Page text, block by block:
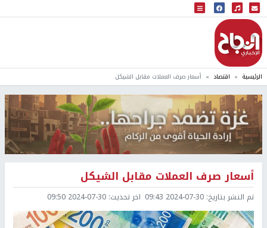
البث المباشر
إذاعة النجاح
الرئيسية اقتصاد أسعار صرف العملات مقابل الشيكل
أسعار صرف العملات مقابل الشيكل
تم النشر بتاريخ: 2024-07-30 09:43 اخر تحديث: 2024-07-30 09:50